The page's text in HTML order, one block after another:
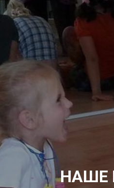
НАШЕ